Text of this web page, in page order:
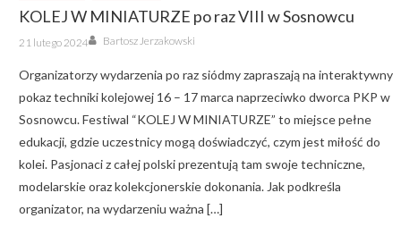
KOLEJ W MINIATURZE po raz VIII w Sosnowcu
Posted
on
21 lutego 2024 Author
Bartosz Jerzakowski
Organizatorzy wydarzenia po raz siódmy zapraszają na interaktywny
pokaz techniki kolejowej 16 – 17 marca naprzeciwko dworca PKP w
Sosnowcu. Festiwal “KOLEJ W MINIATURZE” to miejsce pełne
edukacji, gdzie uczestnicy mogą doświadczyć, czym jest miłość do
kolei. Pasjonaci z całej polski prezentują tam swoje techniczne,
modelarskie oraz kolekcjonerskie dokonania. Jak podkreśla
organizator, na wydarzeniu ważna […]